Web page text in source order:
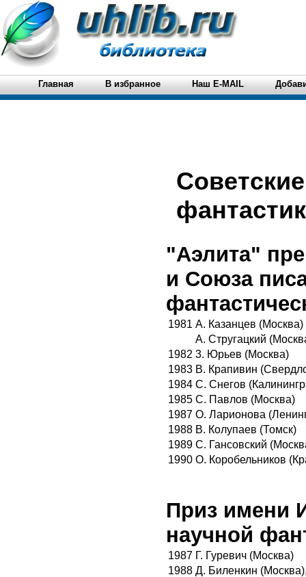
Главная В избранное Наш E-MAIL
"Аэлита"
и Союза
1981 А. Казанцев (Москва)
А. Стругацкий
1982 3. Юрьев (Москва)
1983 В. Крапивин
1984 С. Снегов
1985 С. Павлов (Москва)
1987 О. Ларионова
1988 В. Колупаев (Томск)
1989 С. Гансовский
1990 О. Коробельников
Приз имени
научной
1987 Г. Гуревич (Москва)
1988 Д. Биленкин